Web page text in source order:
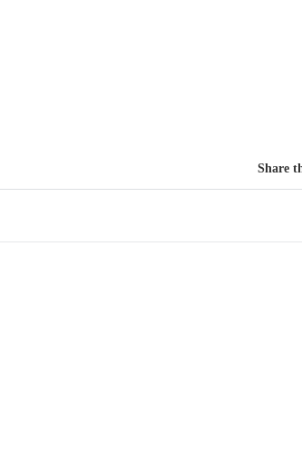
Share